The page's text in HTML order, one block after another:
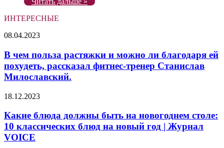
ИНТЕРЕСНЫЕ
В
польза
растяжки
и
можно
благодаря
похудеть,
рассказал
фитнес-
тренер
08.04.2023
В чем польза растяжки и можно ли благодаря ей
похудеть, рассказал фитнес-тренер Станислав
Милославский.
Какие
должны
быть
на
новогоднем
18.12.2023
Какие блюда должны быть на новогоднем столе:
10 классических блюд на новый год | Журнал
VOICE